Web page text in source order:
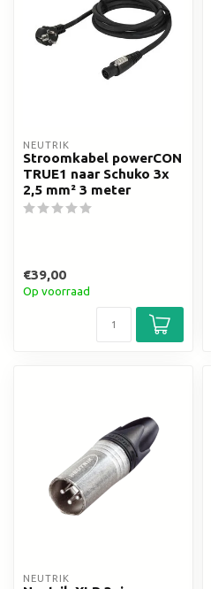
NEUTRIK
Stroomkabel powerCON
TRUE1 naar Schuko 3x
2,5 mm² 3 meter
€39,00
Op voorraad
NEUTRIK